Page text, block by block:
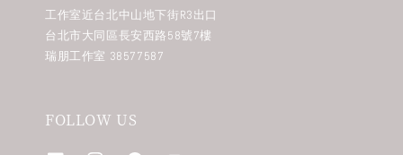
工作室近台北中山地下街R3出口
台北市大同區長安西路58號7樓
瑞朋工作室 38577587
FOLLOW US